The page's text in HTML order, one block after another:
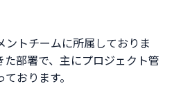
ントチームに所属しておりま
部署で、主にプロジェクト管
おります。